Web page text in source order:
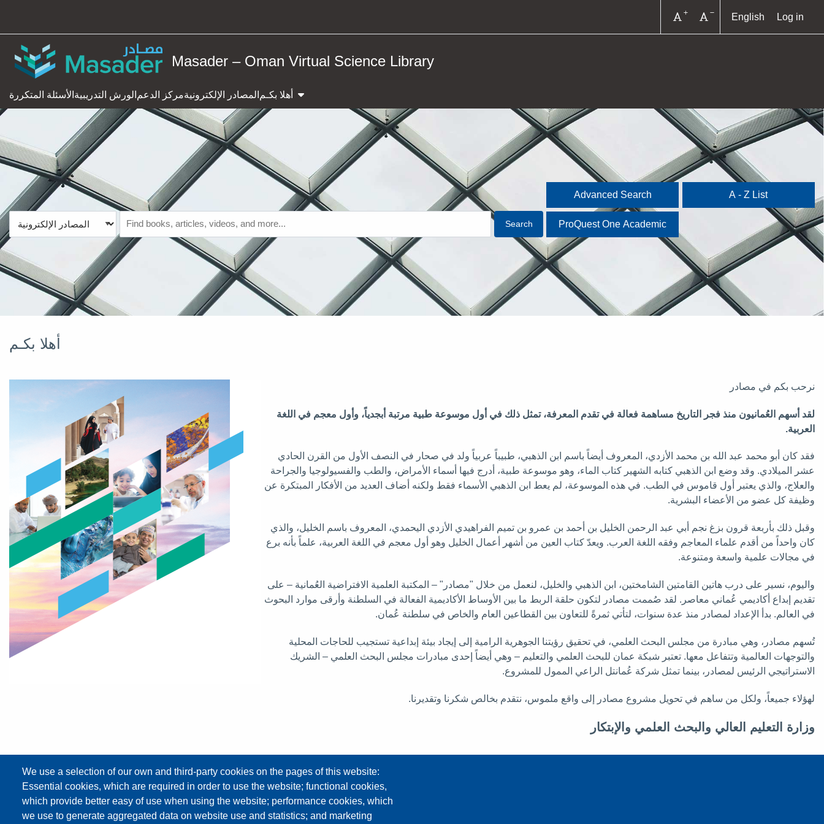
Skip to search bar
Skip to main content
Skip to footer
Increase font size
Decrease font size
English Log in
Masader – Oman Virtual Science Library
الأسئلة المتكررة الورش التدريبية مركز الدعمالمصادر الإلكترونية أهلا بكـمshow submenu
Type
الإلكترونية
Advanced Search A - Z List
ProQuest One Academic
أهلا بكـم
نرحب بكم في مصادر
لقد أسهم العُمانيون منذ فجر التاريخ مساهمة فعالة في تقدم المعرفة، تمثل ذلك في أول موسوعة طبية مرتبة أبجدياً، وأول معجم في اللغة
العربية.
فقد كان أبو محمد عبد الله بن محمد الأزدي، المعروف أيضاً باسم ابن الذهبي، طبيباً عربياً ولد في صحار في النصف الأول من القرن الحادي
عشر الميلادي. وقد وضع ابن الذهبي كتابه الشهير كتاب الماء، وهو موسوعة طبية، أدرج فيها أسماء الأمراض، والطب والفسيولوجيا والجراحة
والعلاج، والذي يعتبر أول قاموس في الطب. في هذه الموسوعة، لم يعط ابن الذهبي الأسماء فقط ولكنه أضاف العديد من الأفكار المبتكرة عن
وظيفة كل عضو من الأعضاء البشرية.
وقبل ذلك بأربعة قرون بزغ نجم أبي عبد الرحمن الخليل بن أحمد بن عمرو بن تميم الفراهيدي الأزدي اليحمدي، المعروف باسم الخليل، والذي
كان واحداً من أقدم علماء المعاجم وفقه اللغة العرب. ويعدّ كتاب العين من أشهر أعمال الخليل وهو أول معجم في اللغة العربية، علماً بأنه برع
في مجالات علمية واسعة ومتنوعة.
واليوم، نسير على درب هاتين القامتين الشامختين، ابن الذهبي والخليل، لنعمل من خلال "مصادر" – المكتبة العلمية الافتراضية العُمانية – على
تقديم إبداع أكاديمي عُماني معاصر. لقد صُممت مصادر لتكون حلقة الربط ما بين الأوساط الأكاديمية الفعالة في السلطنة وأرقى موارد البحوث
في العالم. بدأ الإعداد لمصادر منذ عدة سنوات، لتأتي ثمرةً للتعاون بين القطاعين العام والخاص في سلطنة عُمان.
تُسهم مصادر، وهي مبادرة من مجلس البحث العلمي، في تحقيق رؤيتنا الجوهرية الرامية إلى إيجاد بيئة إبداعية تستجيب للحاجات المحلية
والتوجهات العالمية وتتفاعل معها. تعتبر شبكة عمان للبحث العلمي والتعليم – وهي أيضاً إحدى مبادرات مجلس البحث العلمي – الشريك
الاستراتيجي الرئيس لمصادر، بينما تمثل شركة عُمانتل الراعي الممول للمشروع.
لهؤلاء جميعاً، ولكل من ساهم في تحويل مشروع مصادر إلى واقع ملموس، نتقدم بخالص شكرنا وتقديرنا.
وزارة التعليم العالي والبحث العلمي والإبتكار
Email Address
info@masader.om
P.+968 2230 5371
We use a selection of our own and third-party cookies on the pages of this website:
Essential cookies, which are required in order to use the website; functional cookies,
which provide better easy of use when using the website; performance cookies, which
we use to generate aggregated data on website use and statistics; and marketing